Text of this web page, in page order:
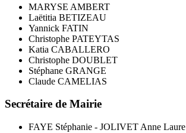
MARYSE AMBERT
Laëtitia BETIZEAU
Yannick FATIN
Christophe PATEYTAS
Katia CABALLERO
Christophe DOUBLET
Stéphane GRANGE
Claude CAMELIAS
Secrétaire de Mairie
FAYE Stéphanie - JOLIVET Anne Laure